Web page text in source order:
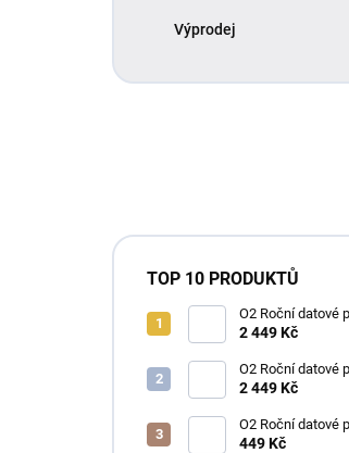
Výprodej
TOP 10 PRODUKTŮ
O2 Roční datové
TB
2 449 Kč
O2 Roční datové
TB
2 449 Kč
O2 Roční datové
GB
449 Kč